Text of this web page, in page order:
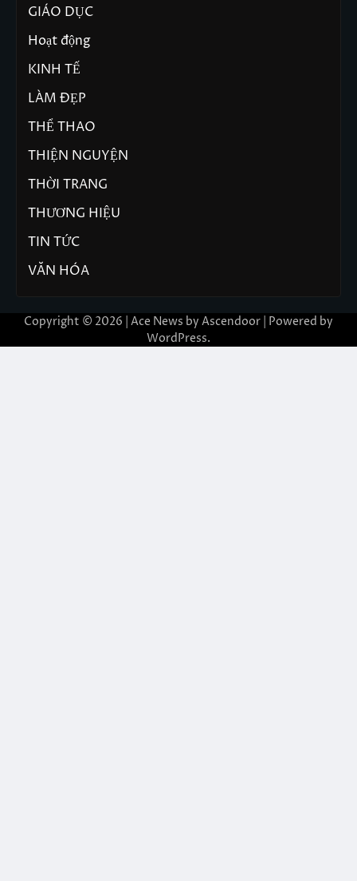
GIÁO DỤC
Hoạt động
KINH TẾ
LÀM ĐẸP
THỂ THAO
THIỆN NGUYỆN
THỜI TRANG
THƯƠNG HIỆU
TIN TỨC
VĂN HÓA
Copyright © 2026 | Ace News by Ascendoor | Powered by
WordPress.